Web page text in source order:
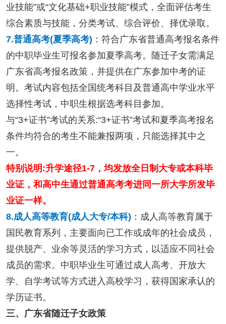
业技能”或“文化基础+职业技能”模式，全面评估考生
综合素质与技能，分类考试、综合评价、择优录取。
7.普通高考(夏季高考) ：符合广东省普通高考报名条件
的中职毕业生可报名参加夏季高考。随迁子女需满足
广东省高考报名政策，并提供在广东参加中考的证
明。考试内容包括全国统考科目及普通高中学业水平
选择性考试，中职生根据选考科目参加。
与“3+证书”考试的关系:“3+证书”考试和夏季高考报名
条件均符合的考生不能兼报两项，只能选择其中之
一。
特别说明:升学途径1-7，均发放全日制大专或本科毕
业证，和高中生通过普通高考考进同一所大学所发毕
业证一样。
8.成人高等教育(成人大专/本科) ：成人高等教育属于
国民教育系列，主要面向已工作或成年的社会成员，
提供脱产、业余等灵活的学习方式，以适应不同社会
成员的需求。中职毕业生可通过成人高考、开放大
学、自学考试等方式进入高校学习，获得国家承认的
学历证书。
三、广东省随迁子女政策